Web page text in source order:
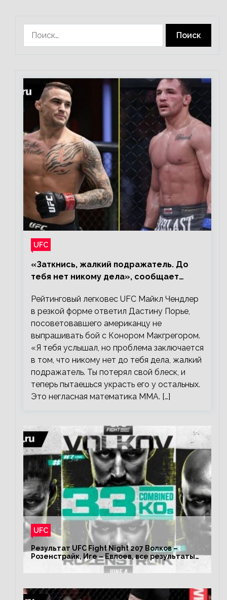
UFC
«Заткнись, жалкий подражатель. До
тебя нет никому дела», сообщает
Рейтинговый легковес UFC Майкл Чендлер
в резкой форме ответил Дастину Порье,
посоветовавшего американцу не
выпрашивать бой с Конором Макгрегором.
«Я тебя услышал, но проблема заключается
в том, что никому нет до тебя дела, жалкий
подражатель. Ты потерял свой блеск, и
теперь пытаешься украсть его у остальных.
Это негласная математика ММА. […]
UFC
Результат UFC Fight Night 207 Волков –
Розенстрайк, Иге – Евлоев, все результаты
турнира ЮФС ФН 207